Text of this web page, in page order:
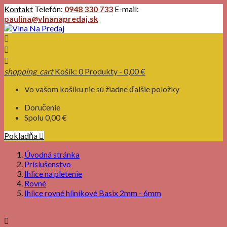
Kontakt Telefón: 0948 330 733 E-mail:
paulina@vlnanapredaj.sk



shopping_cart Košík: 0 Produkty - 0,00 €
Vo vašom košíku nie sú žiadne ďalšie položky
Doručenie
Spolu0,00 €
Pokladňa 
Úvodná stránka
Príslušenstvo
Ihlice na pletenie
Rovné
Ihlice rovné hliníkové Basix 2mm - 6mm
